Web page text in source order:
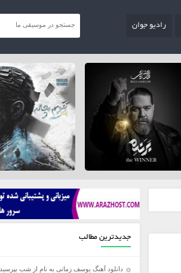
رادیو جوان
جدیدترین مطالب
دانلود آهنگ یوسف زمانی به نام از شب بپرسید